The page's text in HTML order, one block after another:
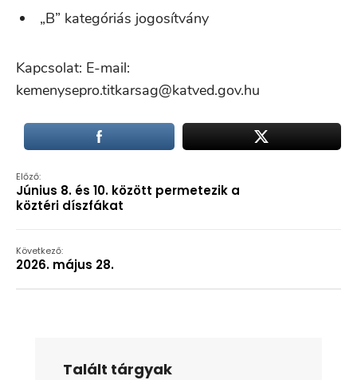
„B” kategóriás jogosítvány
Kapcsolat: E-mail:
kemenysepro.titkarsag@katved.gov.hu
Előző:
Június 8. és 10. között permetezik a
köztéri díszfákat
Következő:
2026. május 28.
Talált tárgyak